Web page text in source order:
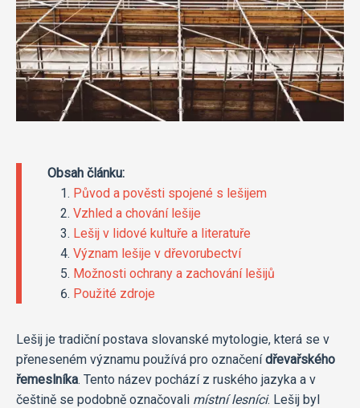
Obsah článku:
Původ a pověsti spojené s lešijem
Vzhled a chování lešije
Lešij v lidové kultuře a literatuře
Význam lešije v dřevorubectví
Možnosti ochrany a zachování lešijů
Použité zdroje
Lešij je tradiční postava slovanské mytologie, která se v
přeneseném významu používá pro označenídřevařského
řemeslníka. Tento název pochází z ruského jazyka a v
češtině se podobně označovali místní lesníci. Lešij byl